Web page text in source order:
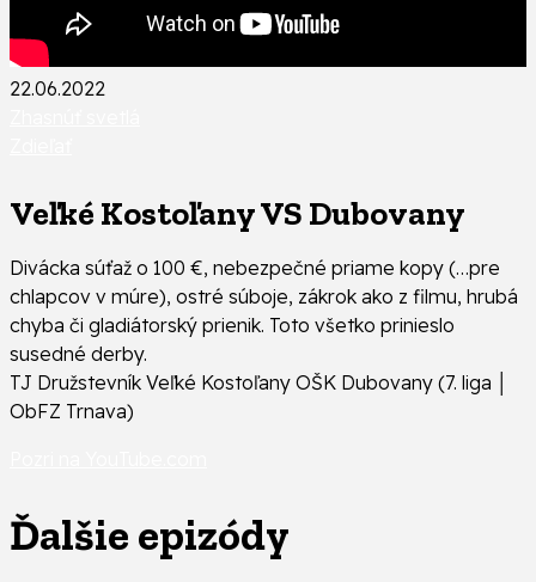
22.06.2022
Veľké Kostoľany VS Dubovany
Divácka súťaž o 100 €, nebezpečné priame kopy (…pre
chlapcov v múre), ostré súboje, zákrok ako z filmu, hrubá
chyba či gladiátorský prienik. Toto všetko prinieslo
susedné derby.
TJ Družstevník Veľké Kostoľany OŠK Dubovany (7. liga │
ObFZ Trnava)
Ďalšie epizódy